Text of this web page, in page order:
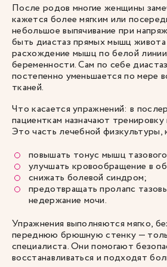
После родов многие женщины
кажется более мягким или
небольшое выпячивание при
быть диастаз прямых мышц
расхождение мышц по белой
беременности. Сам по себе
постепенно уменьшается по мере
тканей.
Что касается упражнений: в
пациенткам назначают
Это часть лечебной физкультуры,
повышать тонус мышц
улучшать кровообращение в
снижать болевой синдром;
предотвращать пролапс
недержание мочи.
Упражнения выполняются мягко,
переднюю брюшную стенку —
специалиста. Они помогают
восстанавливаться и подходят